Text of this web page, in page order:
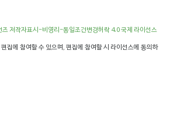
즈 저작자표시-비영리-동일조건변경허락 4.0 국제 라이선스
집에 참여할 수 있으며, 편집에 참여할 시 라이선스에 동의하